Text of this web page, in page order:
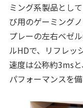
ミング系製品とし
び用のゲーミング
プレーの左右ベゼ
ルHDで、リフレッ
速度は公称約3ms
パフォーマンスを備